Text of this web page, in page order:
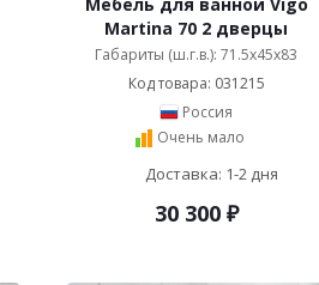
Martina 70 2 дверцы
Габариты (ш.г.в.): 71.5x45x83
Код товара: 031215
Россия
Очень мало
Доставка: 1-2 дня
30 300₽